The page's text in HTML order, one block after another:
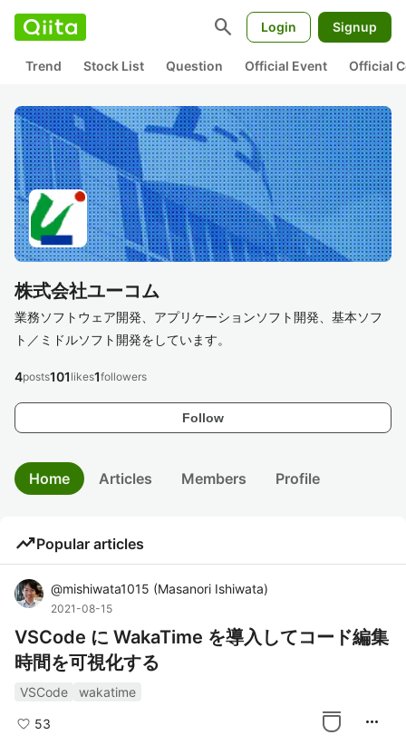
search Login Signup
Trend Stock List Question Official Event Official
株式会社ユーコム
業務ソフトウェア開発、アプリケーションソフト開発、基本ソフ
ト／ミドルソフト開発をしています。
Follow
4posts101 likes1followers
Home Articles Members Profile
trending_upPopular articles
@mishiwata1015 (Masanori Ishiwata)
2021-08-15
VSCode に WakaTime を導入してコード編集
時間を可視化する
VSCode wakatime
53 more_horiz